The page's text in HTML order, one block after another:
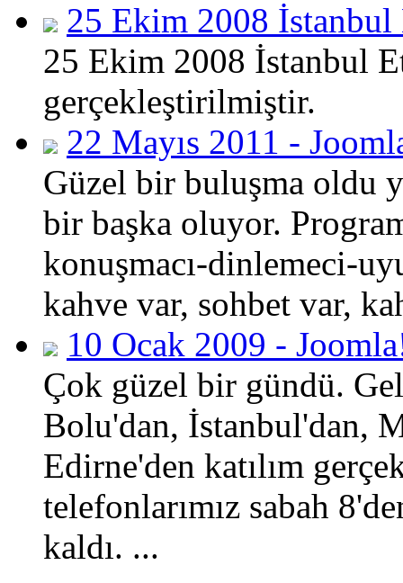
25 Ekim 2008
25 Ekim 2008 İstanbul
gerçekleştirilmiştir.
22 Mayıs 2011 -
Güzel bir buluşma oldu
bir başka oluyor.
konuşmacı-dinlemeci-
kahve var, sohbet var,
10 Ocak 2009 -
Çok güzel bir gündü.
Bolu'dan, İstanbul'dan,
Edirne'den katılım
telefonlarımız sabah
kaldı. ...